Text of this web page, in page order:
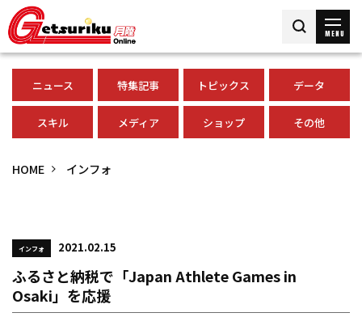
MENU
ニュース 特集記事 トピックス データ
スキル メディア ショップ その他
HOME インフォ
インフォ 2021.02.15
ふるさと納税で「Japan Athlete Games in
Osaki」を応援